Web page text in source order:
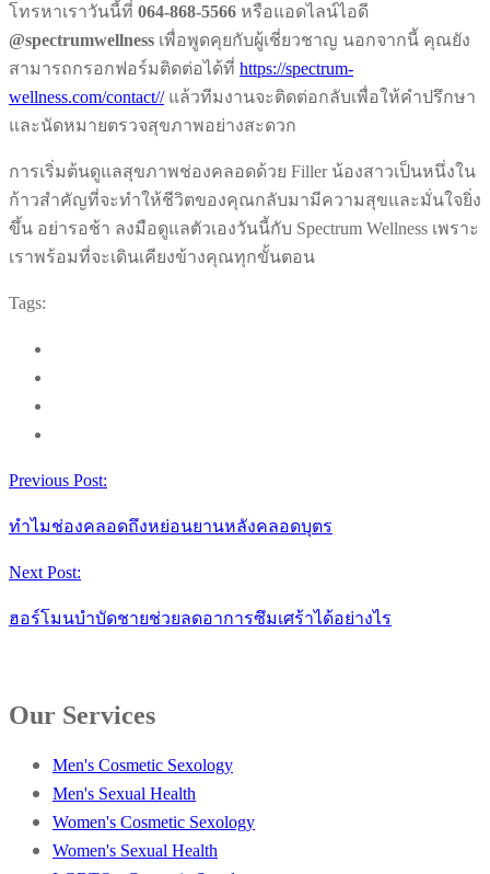
โทรหาเราวันนี้ที่ 064-868-5566 หรือแอดไลน์ไอดี
@spectrumwellness เพื่อพูดคุยกับผู้เชี่ยวชาญ นอกจากนี้ คุณยัง
สามารถกรอกฟอร์มติดต่อได้ที่ https://spectrum-
wellness.com/contact//แล้วทีมงานจะติดต่อกลับเพื่อให้คำปรึกษา
และนัดหมายตรวจสุขภาพอย่างสะดวก
การเริ่มต้นดูแลสุขภาพช่องคลอดด้วย Filler น้องสาวเป็นหนึ่งใน
ก้าวสำคัญที่จะทำให้ชีวิตของคุณกลับมามีความสุขและมั่นใจยิ่ง
ขึ้น อย่ารอช้า ลงมือดูแลตัวเองวันนี้กับ Spectrum Wellness เพราะ
เราพร้อมที่จะเดินเคียงข้างคุณทุกขั้นตอน
Tags:
Previous Post:
ทำไมช่องคลอดถึงหย่อนยานหลังคลอดบุตร
Next Post:
ฮอร์โมนบำบัดชายช่วยลดอาการซึมเศร้าได้อย่างไร
Our Services
Men's Cosmetic Sexology
Men's Sexual Health
Women's Cosmetic Sexology
Women's Sexual Health